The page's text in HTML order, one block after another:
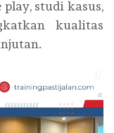
play, studi kasus,
kualitas